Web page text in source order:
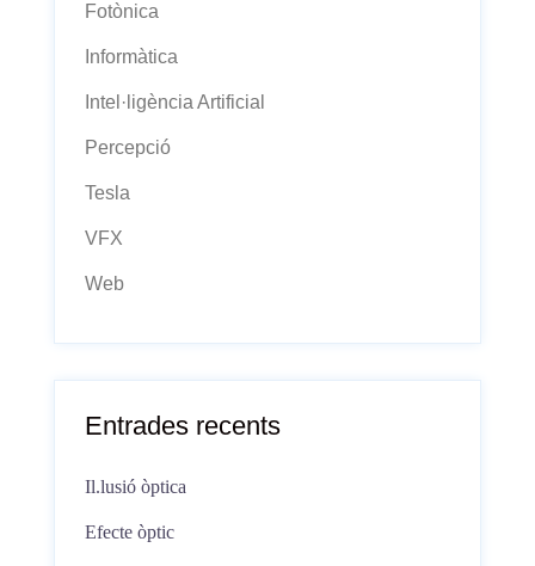
Fotònica
Informàtica
Intel·ligència Artificial
Percepció
Tesla
VFX
Web
Entrades recents
Il.lusió òptica
Efecte òptic